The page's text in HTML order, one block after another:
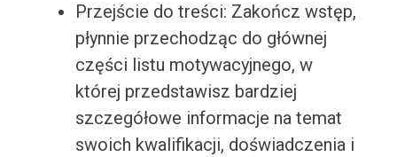
Przejście do treści: Zakończ wstęp,
płynnie przechodząc do głównej
części listu motywacyjnego, w
której przedstawisz bardziej
szczegółowe informacje na temat
swoich kwalifikacji, doświadczenia i